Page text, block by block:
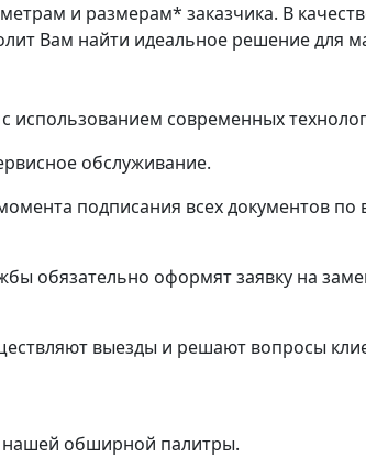
и размерам* заказчика. В
Вам найти идеальное решение для
использованием современных
обслуживание.
подписания всех документов
обязательно оформят заявку на
выезды и решают вопросы
нашей обширной палитры.